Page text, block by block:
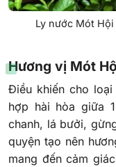
Ly nước Mót
Hương vị Mót
Điều khiến cho
hợp hài hòa giữa
chanh, lá bưởi,
quyện tạo nên
mang đến cảm